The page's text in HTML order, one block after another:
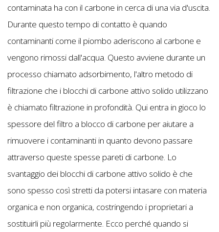
contaminata ha con il carbone in cerca di una via d'uscita.
Durante questo tempo di contatto è quando
contaminanti come il piombo aderiscono al carbone e
vengono rimossi dall'acqua. Questo avviene durante un
processo chiamato adsorbimento, l'altro metodo di
filtrazione che i blocchi di carbone attivo solido utilizzano
è chiamato filtrazione in profondità. Qui entra in gioco lo
spessore del filtro a blocco di carbone per aiutare a
rimuovere i contaminanti in quanto devono passare
attraverso queste spesse pareti di carbone. Lo
svantaggio dei blocchi di carbone attivo solido è che
sono spesso così stretti da potersi intasare con materia
organica e non organica, costringendo i proprietari a
sostituirli più regolarmente. Ecco perché quando si